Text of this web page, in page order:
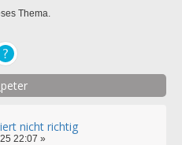
Thema.
_peter
nicht richtig
22:07 »